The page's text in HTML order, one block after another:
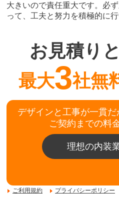
大きいので責任重大です。必
って、工夫と努力を積極的に行
お見積り
最大3社無
デザインと工事が一貫
ご契約までの料
理想の内装
ご利用規約 プライバシーポリシー